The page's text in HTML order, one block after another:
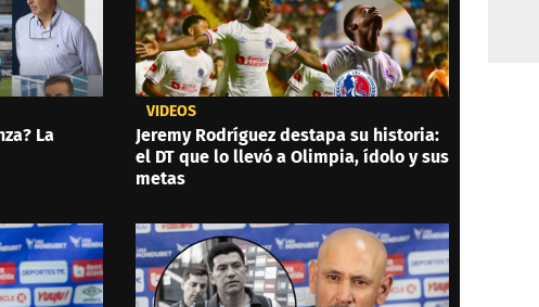
La
VIDEOS
Jeremy Rodríguez destapa su historia:
el DT que lo llevó a Olimpia, ídolo y sus
metas